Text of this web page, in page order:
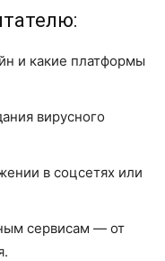
и какие платформы
вирусного
в соцсетях или
сервисам — от